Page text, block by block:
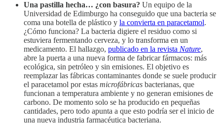
Una pastilla hecha… ¿con basura? Un equipo de la
Universidad de Edimburgo ha conseguido que una bacteria se
coma una botella de plástico y la convierta en paracetamol.
¿Cómo funciona? La bacteria digiere el residuo como si
estuviera fermentando cerveza, y lo transforma en un
medicamento. El hallazgo, publicado en la revista Nature,
abre la puerta a una nueva forma de fabricar fármacos: más
ecológica, sin petróleo y sin emisiones. El objetivo es
reemplazar las fábricas contaminantes donde se suele producir
el paracetamol por estas microfábricas bacterianas, que
funcionan a temperatura ambiente y no generan emisiones de
carbono. De momento solo se ha producido en pequeñas
cantidades, pero todo apunta a que esto podría ser el inicio de
una nueva industria farmacéutica bacteriana.